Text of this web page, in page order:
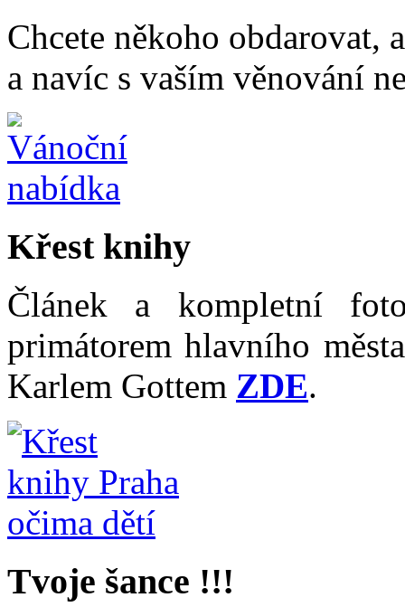
Chcete někoho obdarovat,
a navíc s vaším věnování
Křest knihy
Článek a kompletní
primátorem hlavního
Karlem Gottem ZDE.
Tvoje šance !!!